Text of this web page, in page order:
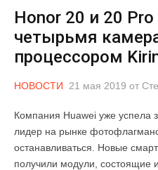
Honor 20 и 20
четырьмя
процессором
НОВОСТИ 21 мая 2019 от
Компания Huawei уже успела
лидер на рынке
останавливаться. Новые
получили модули, состоящие